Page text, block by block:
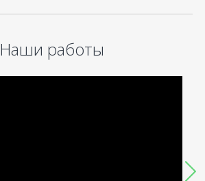
Наши работы